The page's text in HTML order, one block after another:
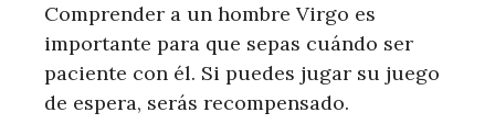
Comprender a un hombre Virgo es
importante para que sepas cuándo ser
paciente con él. Si puedes jugar su juego
de espera, serás recompensado.